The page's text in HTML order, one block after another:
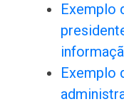
Exemplo
Exemplo